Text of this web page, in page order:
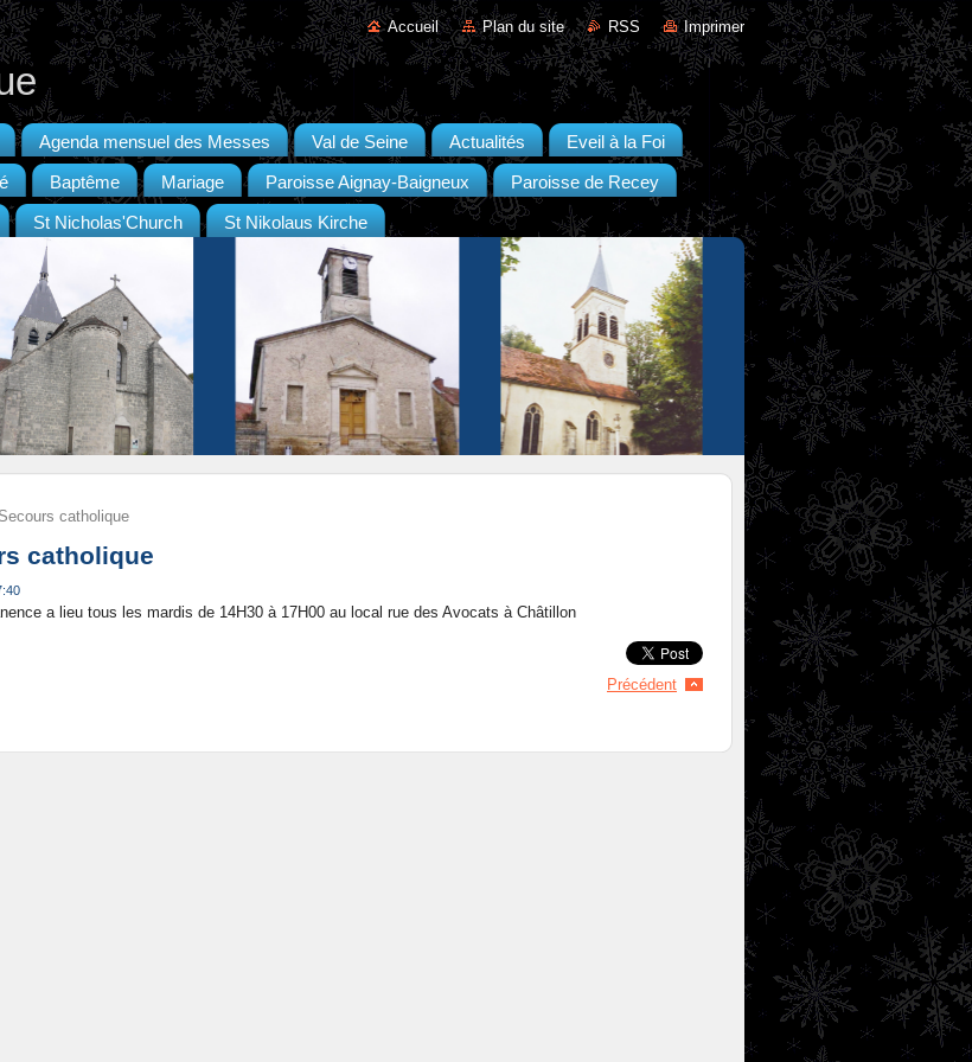
Accueil Plan du site RSS Imprimer
Agenda mensuel des Messes Val de Seine Actualités Eveil à la Foi
Baptême Mariage Paroisse Aignay-Baigneux Paroisse de Recey
St Nicholas'Church St Nikolaus Kirche
Secours catholique
catholique
a lieu tous les mardis de 14H30 à 17H00 au local rue des Avocats à Châtillon
Précédent